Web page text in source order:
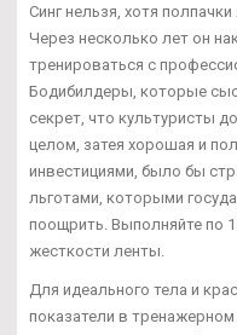
Синг нельзя, хотя
Через несколько лет он
тренироваться с
Бодибилдеры, которые
секрет, что культуристы
целом, затея хорошая и
инвестициями, было бы
льготами, которыми
поощрить. Выполняйте по
жесткости ленты.
Для идеального тела и
показатели в